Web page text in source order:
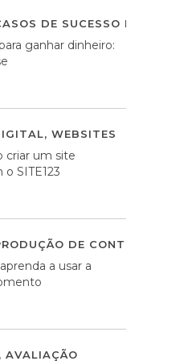
DE SUCESSO DE
ganhar dinheiro:
, WEBSITES
criar um site
SITE123
DE CONTEÚDOS
a usar a
, AVALIAÇÃO